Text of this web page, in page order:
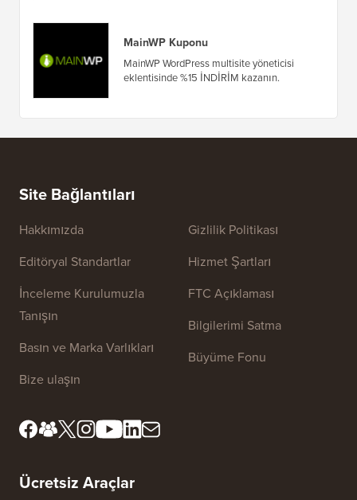
MainWP Kuponu
MainWP WordPress multisite yöneticisi
eklentisinde %15 İNDİRİM kazanın.
Site Bağlantıları
Hakkımızda
Editöryal Standartlar
İnceleme Kurulumuzla
Tanışın
Basın ve Marka Varlıkları
Bize ulaşın
Gizlilik Politikası
Hizmet Şartları
FTC Açıklaması
Bilgilerimi Satma
Büyüme Fonu
Ücretsiz Araçlar